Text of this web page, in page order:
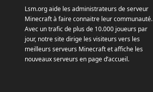
Lsm.org aide les administrateurs de serveur
Minecraft à faire connaitre leur communauté.
Avec un trafic de plus de 10.000 joueurs par
jour, notre site dirige les visiteurs vers les
meilleurs serveurs Minecraft et affiche les
nouveaux serveurs en page d’accueil.